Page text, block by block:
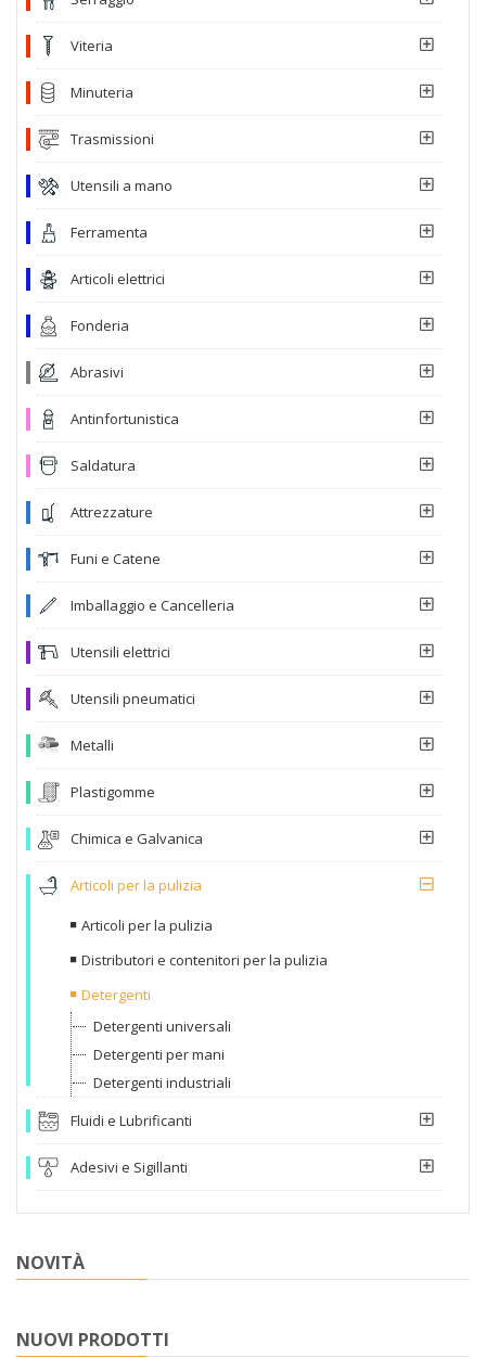
Viteria
Minuteria
Trasmissioni
Utensili a mano
Ferramenta
Articoli elettrici
Fonderia
Abrasivi
Antinfortunistica
Saldatura
Attrezzature
Funi e Catene
Imballaggio e Cancelleria
Utensili elettrici
Utensili pneumatici
Metalli
Plastigomme
Chimica e Galvanica
Articoli per la pulizia
Articoli per la pulizia
Distributori e contenitori per la pulizia
Detergenti
Detergenti universali
Detergenti per mani
Detergenti industriali
Fluidi e Lubrificanti
Adesivi e Sigillanti
NOVITÀ
NUOVI PRODOTTI